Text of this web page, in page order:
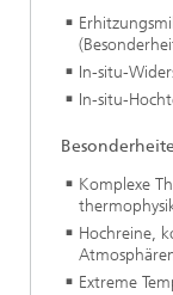
In-situ-
In-situ-
Komplexe
Hochreine,
Extreme